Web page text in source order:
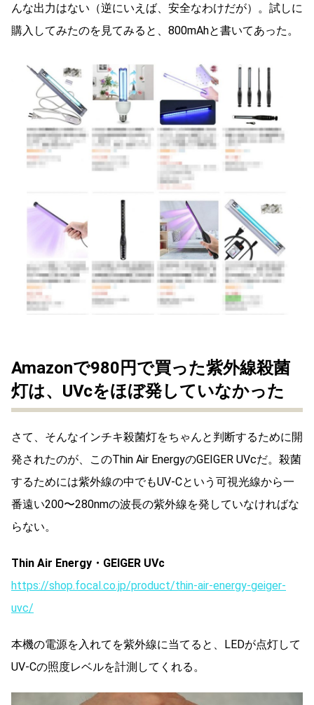
んな出力はない（逆にいえば、安全なわけだが）。試しに
購入してみたのを見てみると、800mAhと書いてあった。
Amazonで980円で買った紫外線殺菌
灯は、UVcをほぼ発していなかった
さて、そんなインチキ殺菌灯をちゃんと判断するために開
発されたのが、このThin Air EnergyのGEIGER UVcだ。殺菌
するためには紫外線の中でもUV-Cという可視光線から一
番遠い200〜280nmの波長の紫外線を発していなければな
らない。
Thin Air Energy・GEIGER UVc
https://shop.focal.co.jp/product/thin-air-energy-geiger-
uvc/
本機の電源を入れてを紫外線に当てると、LEDが点灯して
UV-Cの照度レベルを計測してくれる。